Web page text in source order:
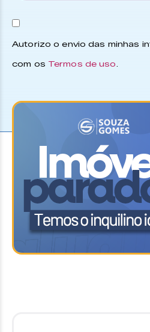
Autorizo o envio das minhas
com os Termos de uso.